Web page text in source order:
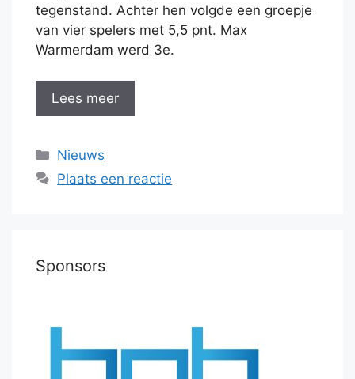
tegenstand. Achter hen volgde een groepje
van vier spelers met 5,5 pnt. Max
Warmerdam werd 3e.
Lees meer
Categorieën
Nieuws
Plaats een reactie
Sponsors